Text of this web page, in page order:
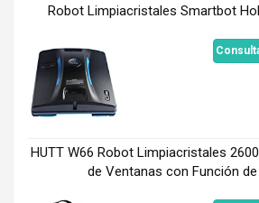
Robot Limpiacristales Smartbot
HUTT W66 Robot Limpiacristales
de Ventanas con Función de